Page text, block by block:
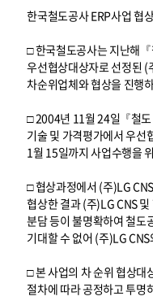
한국철도공사 ERP사업 협
□ 한국철도공사는 지난해
우선협상대상자로 선정된 (
차순위업체와 협상을 진행
□ 2004년 11월 24일『철
기술 및 가격평가에서 우선
1월 15일까지 사업수행을
□ 협상과정에서 (주)LG
협상한 결과 (주)LG CNS
분담 등이 불명확하여 철도
기대할 수 없어 (주)LG
□ 본 사업의 차 순위 협상대
절차에 따라 공정하고 투명